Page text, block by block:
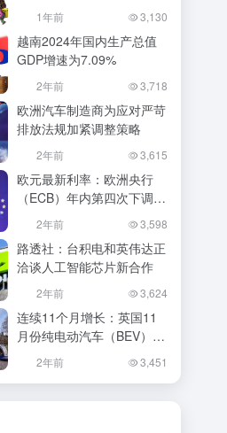
1年前 3,130
越南2024年国内生产总值
GDP增速为7.09%
2年前 3,718
欧洲汽车制造商为应对严苛
排放法规加紧调整策略
2年前 3,615
欧元最新利率：欧洲央行
（ECB）年内第四次下调利
率至3%
2年前 3,598
路透社：台积电和英伟达正
洽谈人工智能芯片新合作
2年前 3,624
连续11个月增长：英国11
月份纯电动汽车（BEV）新
车销量增长了58%
2年前 3,451